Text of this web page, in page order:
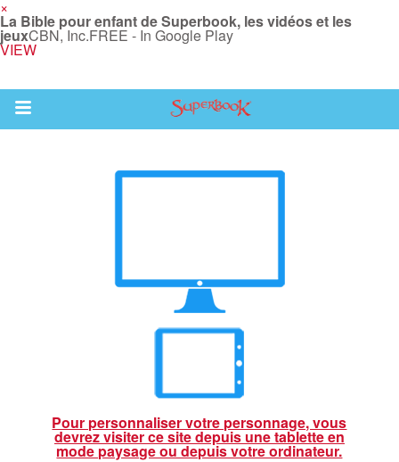
×
La Bible pour enfant de Superbook, les vidéos et les
jeuxCBN, Inc.FREE - In Google Play
VIEW
Return to Content
Bible App
Pour personnaliser votre personnage, vous
devrez visiter ce site depuis une tablette en
mode paysage ou depuis votre ordinateur.